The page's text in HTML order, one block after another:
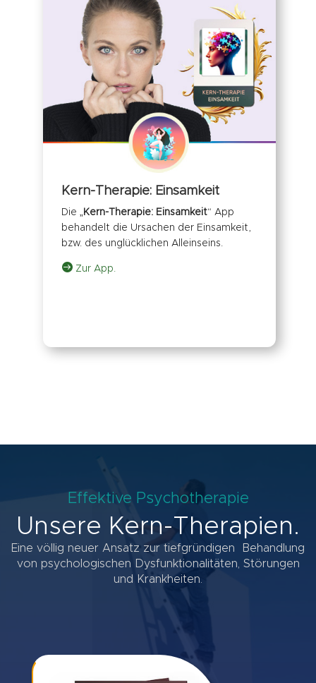
Kern-Therapie: Einsamkeit
Die „Kern-Therapie: Einsamkeit“ App
behandelt die Ursachen der Einsamkeit,
bzw. des unglücklichen Alleinseins.
Zur App.
Effektive Psychotherapie
Unsere Kern-Therapien.
Eine völlig neuer Ansatz zur tiefgründigen Behandlung
von psychologischen Dysfunktionalitäten, Störungen
und Krankheiten.